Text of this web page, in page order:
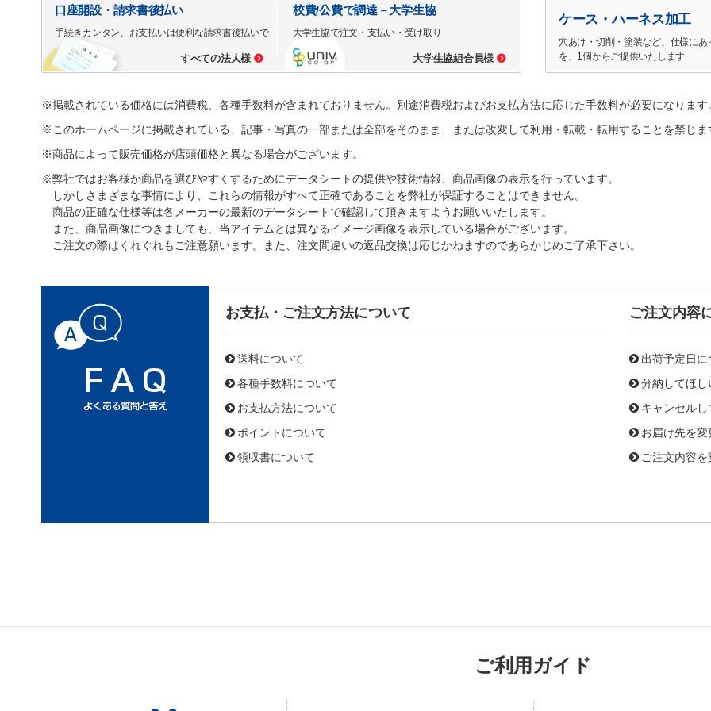
口座開設・請求書後払い
手続きカンタン、お支払いは便利な請求書後払いで
すべての法人様
校費/公費で調達－大学生協
大学生協で注文・支払い・受け取り
大学生協組合員様
ケース・ハーネス加工
穴あけ・切削・塗装など、仕様に
を、1個からご提供いたします
※掲載されている価格には消費税、各種手数料が含まれておりません。別途消費税およびお支払方法に応じた手数料が必要になります
※このホームページに掲載されている、記事・写真の一部または全部をそのまま、または改変して利用・転載・転用することを禁じま
※商品によって販売価格が店頭価格と異なる場合がございます。
※弊社ではお客様が商品を選びやすくするためにデータシートの提供や技術情報、商品画像の表示を行っています。
しかしさまざまな事情により、これらの情報がすべて正確であることを弊社が保証することはできません。
商品の正確な仕様等は各メーカーの最新のデータシートで確認して頂きますようお願いいたします。
また、商品画像につきましても、当アイテムとは異なるイメージ画像を表示している場合がございます。
ご注文の際はくれぐれもご注意願います。また、注文間違いの返品交換は応じかねますのであらかじめご了承下さい。
お支払・ご注文方法について
送料について
各種手数料について
お支払方法について
ポイントについて
領収書について
ご注文内容
出荷予定日に
分納してほし
キャンセルし
お届け先を
ご注文内容
ご利用ガイド